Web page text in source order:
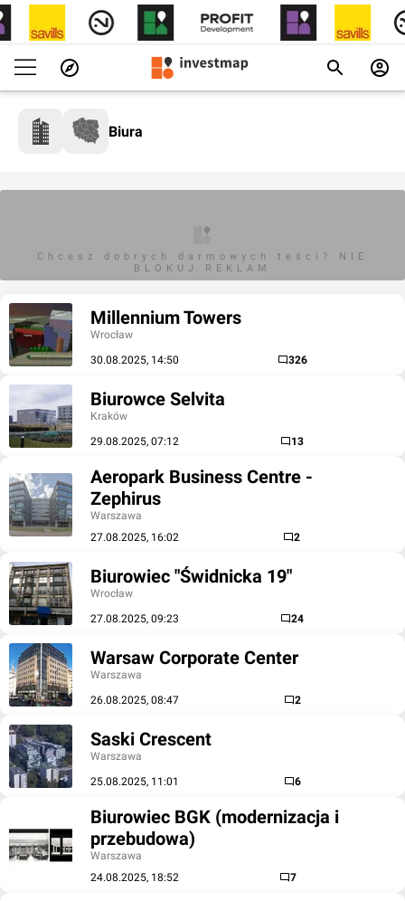
Biura
Chcesz dobrych darmowych teści? NIE
BLOKUJ REKLAM
Millennium Towers
Wrocław
30.08.2025, 14:50
326
Biurowce Selvita
Kraków
29.08.2025, 07:12
13
Aeropark Business Centre -
Zephirus
Warszawa
27.08.2025, 16:02
2
Biurowiec "Świdnicka 19"
Wrocław
27.08.2025, 09:23
24
Warsaw Corporate Center
Warszawa
26.08.2025, 08:47
2
Saski Crescent
Warszawa
25.08.2025, 11:01
6
Biurowiec BGK (modernizacja i
przebudowa)
Warszawa
24.08.2025, 18:52
7